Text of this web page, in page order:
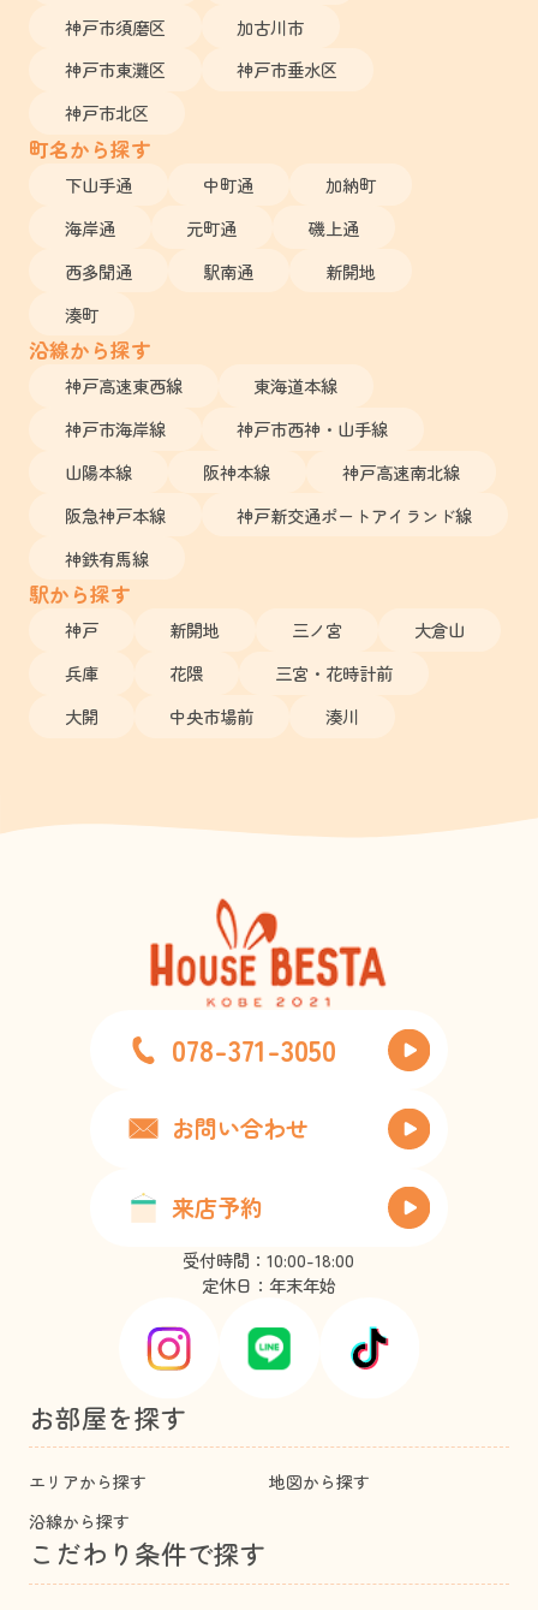
神戸市須磨区
加古川市
神戸市東灘区
神戸市垂水区
神戸市北区
町名から探す
下山手通 中町通
加納町
海岸通
元町通
磯上通
西多聞通
駅南通
新開地
湊町
沿線から探す
神戸高速東西線
東海道本線
神戸市海岸線
神戸市西神・山手線
山陽本線
阪神本線
神戸高速南北線
阪急神戸本線
神戸新交通ポートアイランド線
神鉄有馬線
駅から探す
神戸 新開地 三ノ宮
大倉山
兵庫
花隈
三宮・花時計前
大開
中央市場前 湊川
078-371-3050
お問い合わせ
来店予約
受付時間：10:00-18:00
定休日：年末年始
お部屋を探す
エリアから探す
地図から探す
沿線から探す
こだわり条件で探す